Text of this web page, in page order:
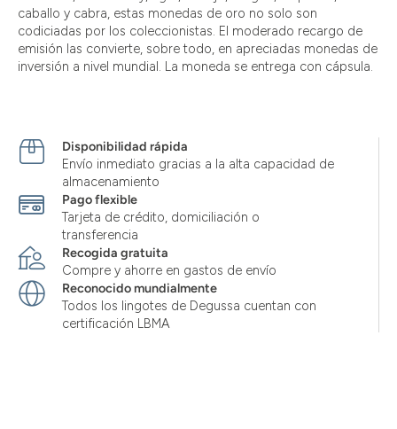
caballo y cabra, estas monedas de oro no solo son
codiciadas por los coleccionistas. El moderado recargo de
emisión las convierte, sobre todo, en apreciadas monedas de
inversión a nivel mundial. La moneda se entrega con cápsula.
Disponibilidad rápida
Envío inmediato gracias a la alta capacidad de
almacenamiento
Pago flexible
Tarjeta de crédito, domiciliación o
transferencia
Recogida gratuita
Compre y ahorre en gastos de envío
Reconocido mundialmente
Todos los lingotes de Degussa cuentan con
certificación LBMA